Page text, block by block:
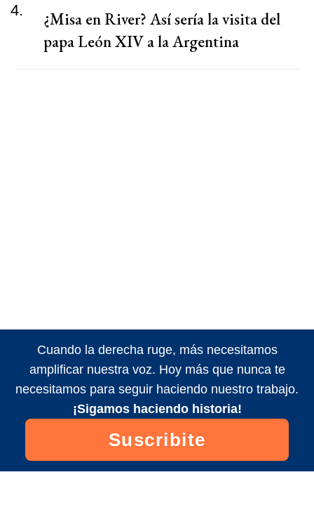
4.
¿Misa en River? Así sería la visita del
papa León XIV a la Argentina
Cuando la derecha ruge, más necesitamos
amplificar nuestra voz. Hoy más que nunca te
necesitamos para seguir haciendo nuestro trabajo.
¡Sigamos haciendo historia!
Suscribite